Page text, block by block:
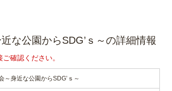
な公園からSDG’ｓ～の詳細情報
確認ください。
～身近な公園からSDG’ｓ～